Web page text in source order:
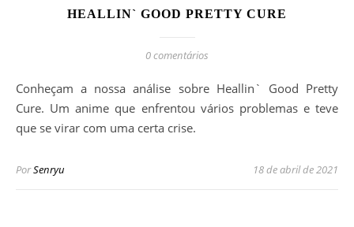
HEALLIN` GOOD PRETTY CURE
0 comentários
Conheçam a nossa análise sobre Heallin` Good Pretty
Cure. Um anime que enfrentou vários problemas e teve
que se virar com uma certa crise.
PorSenryu 18 de abril de 2021